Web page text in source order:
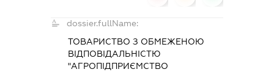
dossier.fullName:
ТОВАРИСТВО З ОБМЕЖЕНОЮ
ВІДПОВІДАЛЬНІСТЮ
"АГРОПІДПРИЄМСТВО